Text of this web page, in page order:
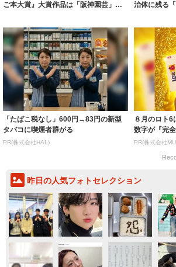
ご本大賞』大賞作品は「阪神園芸」が
治体に残る
「たばこ税なし」600円→83円の新型
タバコに喫煙者群がる
PR(株式会社HAL)
８月のロト
数字が『完
PR(株式会社
昨日の人気フォトセレクション